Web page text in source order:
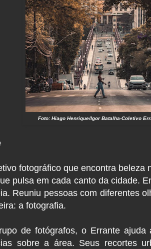
Foto: Hiago Henrique/Igor Batalha-Coletivo
fotográfico que encontra beleza
pulsa em cada canto da cidade.
Reuniu pessoas com diferentes
a fotografia.
de fotógrafos, o Errante ajuda
sobre a área. Seus recortes